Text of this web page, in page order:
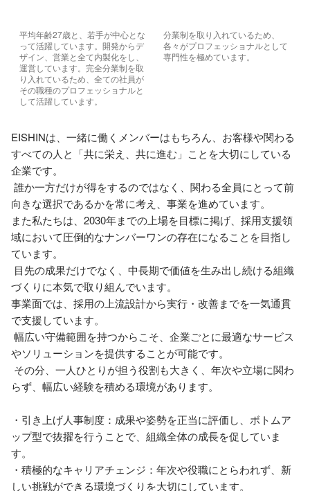
平均年齢27歳と、若手が中心とな
って活躍しています。開発からデ
ザイン、営業と全て内製化をし、
運営しています。完全分業制を取
り入れているため、全ての社員が
その職種のプロフェッショナルと
して活躍しています。
分業制を取り入れているため、
各々がプロフェッショナルとして
専門性を極めています。
EISHINは、一緒に働くメンバーはもちろん、お客様や関わる
すべての人と「共に栄え、共に進む」ことを大切にしている
企業です。
向きな選択であるかを常に考え、事業を進めています。
また私たちは、2030年までの上場を目標に掲げ、採用支援領
域において圧倒的なナンバーワンの存在になることを目指し
ています。
づくりに本気で取り組んでいます。
事業面では、採用の上流設計から実行・改善までを一気通貫
で支援しています。
やソリューションを提供することが可能です。
らず、幅広い経験を積める環境があります。
・引き上げ人事制度：成果や姿勢を正当に評価し、ボトムア
ップ型で抜擢を行うことで、組織全体の成長を促していま
す。
・積極的なキャリアチェンジ：年次や役職にとらわれず、新
しい挑戦ができる環境づくりを大切にしています。